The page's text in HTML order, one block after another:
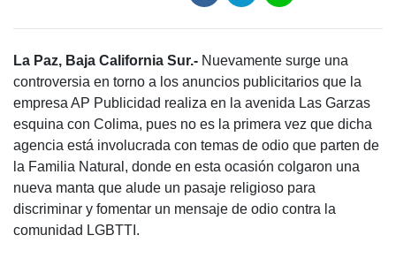
La Paz, Baja California Sur.- Nuevamente surge una
controversia en torno a los anuncios publicitarios que la
empresa AP Publicidad realiza en la avenida Las Garzas
esquina con Colima, pues no es la primera vez que dicha
agencia está involucrada con temas de odio que parten de
la Familia Natural, donde en esta ocasión colgaron una
nueva manta que alude un pasaje religioso para
discriminar y fomentar un mensaje de odio contra la
comunidad LGBTTI.